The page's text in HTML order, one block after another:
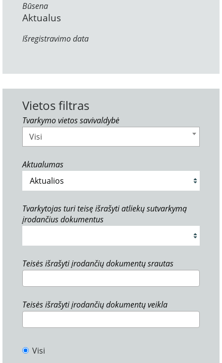
Būsena
Aktualus
Išregistravimo data
Vietos filtras
Tvarkymo vietos savivaldybė
Visi
Aktualumas
Tvarkytojas turi teisę išrašyti atliekų sutvarkymą
įrodančius dokumentus
Teisės išrašyti įrodančių dokumentų srautas
Teisės išrašyti įrodančių dokumentų veikla
Visi